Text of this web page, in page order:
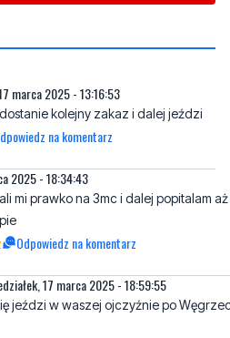
strony facebookowej i mailowo:
kolejny zakaz i dalej jeździ
na komentarz
2025 - 18:34:43
Odpowiedz na komentarz